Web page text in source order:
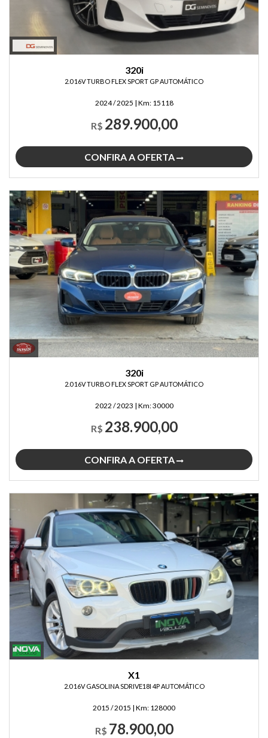
320i
2.0 16V TURBO FLEX SPORT GP AUTOMÁTICO
2024 / 2025 | Km: 15118
R$ 289.900,00
CONFIRA A OFERTA
320i
2.0 16V TURBO FLEX SPORT GP AUTOMÁTICO
2022 / 2023 | Km:30000
R$ 238.900,00
CONFIRA A OFERTA
X1
2.0 16V GASOLINA SDRIVE18I 4P AUTOMÁTICO
2015 / 2015 | Km: 128000
R$ 78.900,00